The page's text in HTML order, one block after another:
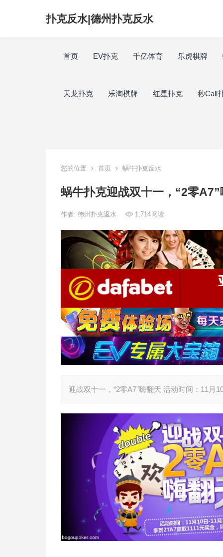
扑克反水|德州扑克反水
首页 EV扑克 千亿体育 乐虎棋牌
天龙扑克 乐淘棋牌 红星扑克 秒Call
您的位置 首页 蜗牛扑克反水
蜗牛扑克迎战双十一，“2零A7”
作者: 德州扑克返水 1,714阅读
迎战双十一，“2零A7”嗨翻天 活动时间：11